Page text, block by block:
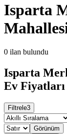
Isparta
0 ilan bulundu
Isparta
Ev Fiyatları
Filtrele3
Görünüm